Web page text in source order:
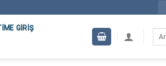
GIRIŞ Ara: